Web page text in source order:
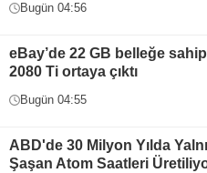
Bugün 04:56
eBay’de 22 GB belleğe
2080 Ti ortaya çıktı
Bugün 04:55
ABD'de 30 Milyon Yılda
Şaşan Atom Saatleri